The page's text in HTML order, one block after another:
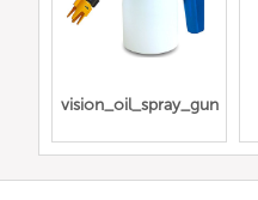
vision_oil_spray_gun